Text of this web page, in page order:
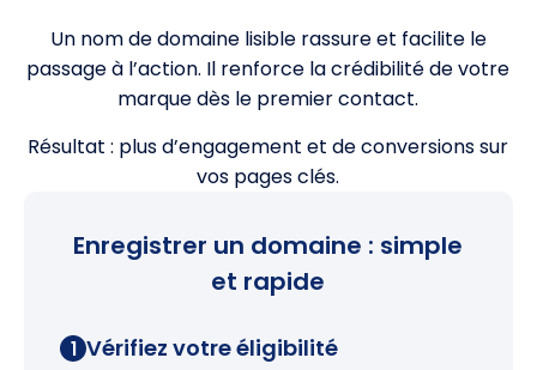
Un nom de domaine lisible rassure et facilite le
passage à l’action. Il renforce la crédibilité de votre
marque dès le premier contact.
Résultat : plus d’engagement et de conversions sur
vos pages clés.
Enregistrer un domaine : simple
et rapide
1 Vérifiez votre éligibilité